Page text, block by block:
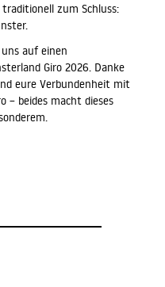
zum Schluss:
auf einen
Giro 2026. Danke
eure Verbundenheit mit
– beides macht dieses